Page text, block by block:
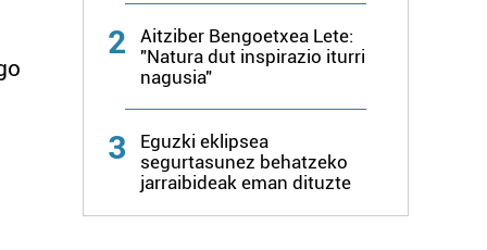
2
Aitziber Bengoetxea Lete:
"Natura dut inspirazio iturri
nagusia"
3
Eguzki eklipsea
segurtasunez behatzeko
jarraibideak eman dituzte